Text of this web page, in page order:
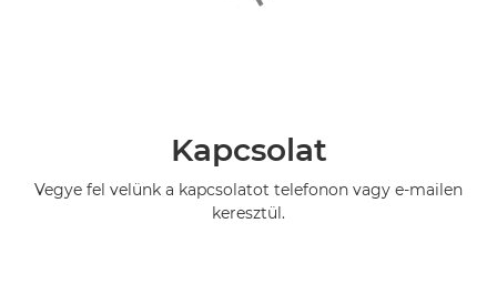
Kapcsolat
Vegye fel velünk a kapcsolatot telefonon vagy e-mailen
keresztül.